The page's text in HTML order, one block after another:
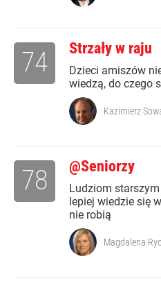
Strzały w raju
Dzieci amiszów
wiedzą, do czego
74
Kazimierz
@Seniorzy
Ludziom
lepiej wiedzie się
nie robią
78
Magdalena